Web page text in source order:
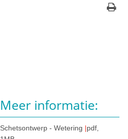
Meer informatie:
Schetsontwerp - Wetering pdf